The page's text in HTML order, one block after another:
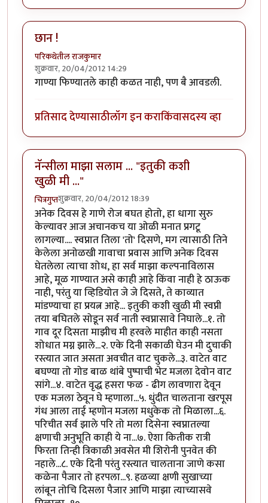
छान !
परिकथेतील राजकुमार
शुक्रवार, 20/04/2012 14:29
गाण्या फिण्यातले काही कळत नाही, पण बै आवडली.
प्रतिसाद देण्यासाठीलॉग इन कराकिंवासदस्य व्हा
नॅन्सीला माझा सलाम ... "इतुकी कशी
खुळी मी ..."
चित्रगुप्तशुक्रवार, 20/04/2012 18:39
अनेक दिवस हे गाणे रोज बघत होतो, हा धागा सुरु
केल्यावर आज अचानकच या ओळी मनात प्रगटू
लागल्या.... स्वप्नात तिला 'तो' दिसणे, मग त्यासाठी तिने
केलेला अनोळखी गावाचा प्रवास आणि अनेक दिवस
घेतलेला त्याचा शोध, हा सर्व माझा कल्पनाविलास
आहे, मूळ गाण्यात असे काही आहे किंवा नाही हे ठाऊक
नाही, परंतु या व्हिडियोत जे जे दिसते, ते काव्यात
मांडण्याचा हा प्रयत्न आहे... इतुकी कशी खुळी मी स्वप्नी
तया बघितले सोडून सर्व नाती स्वप्नासावे निघाले...१. तो
गाव दूर दिसता माझीच मी हरवले माहीत काही नसता
शोधात मग्न झाले...२. एके दिनी सकाळी घेउन मी दुचाकी
रस्त्यात जात असता अवचीत वाट चुकले...३. वाटेत वाट
बघण्या तो गोड बाळ थांबे पुष्पाची भेट मजला देवोन वाट
सांगे...४. वाटेत वृद्ध हसरा फळ - ढीग लावणारा देवून
एक मजला ठेवून घे म्हणाला...५. धुंदीत चालताना खरपूस
गंध आला ताई म्हणोन मजला मधुकेक तो मिळाला...६.
परिचीत सर्व झाले परि तो मला दिसेना स्वप्नातल्या
क्षणाची अनुभूति काही ये ना...७. ऐशा कितीक रात्री
फिरता तिन्ही त्रिकाळी अवसेत मी शिरोनी पुनवेत की
नहाले...८. एके दिनी परंतु रस्त्यात चालताना जाणे कसा
कळेना पैजार तो हरपला...९. हळव्या क्षणी सुखाच्या
लांबून तोचि दिसला पैजार आणि माझा त्याच्यासवे